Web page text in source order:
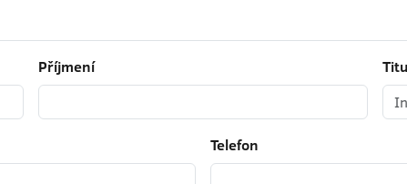
Příjmení
Telefon